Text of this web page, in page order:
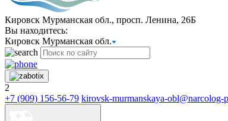
Кировск Мурманская обл., просп. Ленина, 26Б
Вы находитесь:
Кировск Мурманская обл.
2
+7 (909) 156-56-79 kirovsk-murmanskaya-obl@narcolog-